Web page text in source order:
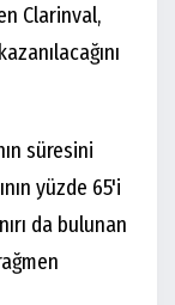
Clarinval,
süresini
yüzde 65'i
da bulunan